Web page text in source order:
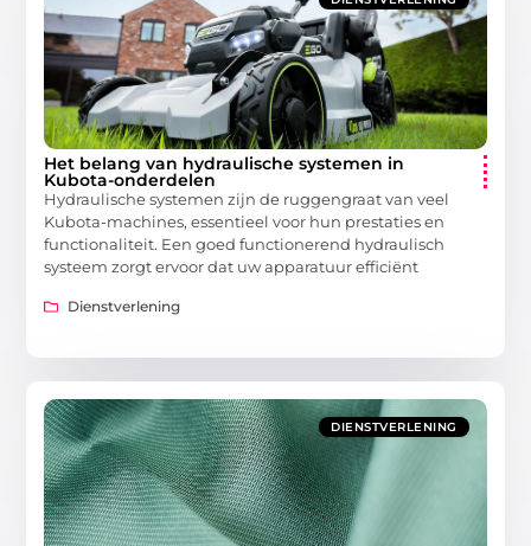
Het belang van hydraulische systemen in
Kubota-onderdelen
Hydraulische systemen zijn de ruggengraat van veel
Kubota-machines, essentieel voor hun prestaties en
functionaliteit. Een goed functionerend hydraulisch
systeem zorgt ervoor dat uw apparatuur efficiënt
Dienstverlening
DIENSTVERLENING